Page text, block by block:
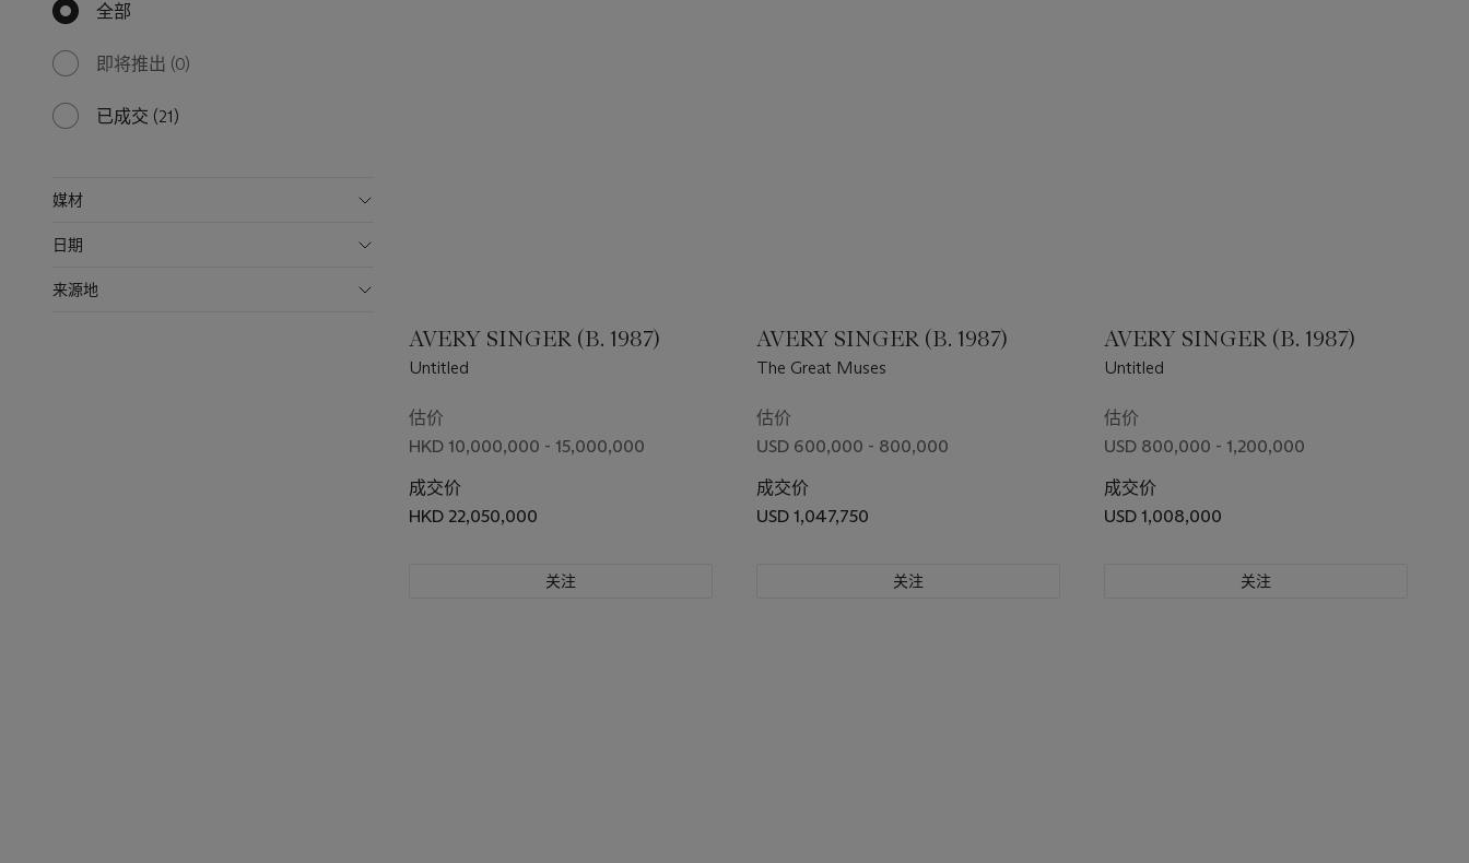
全部
available
即将推出 (0)
已成交 (21)
媒材
日期
来源地
AVERY SINGER (B. 1987)
Untitled
估价
HKD 10,000,000 - 15,000,000
成交价
HKD 22,050,000
关注
AVERY SINGER (B. 1987)
The Great Muses
估价
USD 600,000 - 800,000
成交价
USD 1,047,750
关注
AVERY SINGER (B. 1987)
Untitled
估价
USD 800,000 - 1,200,000
成交价
USD 1,008,000
关注